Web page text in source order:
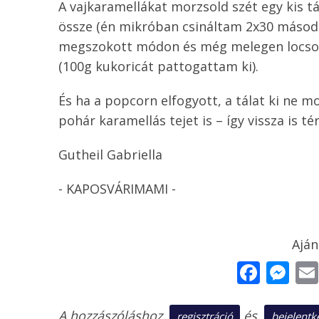
A vajkaramellákat morzsold szét egy kis
össze (én mikróban csináltam 2x30
megszokott módon és még melegen
(100g kukoricát pattogattam ki).
És ha a popcorn elfogyott, a tálat ki ne
pohár karamellás tejet is – így vissza is
Gutheil Gabriella
- KAPOSVÁRIMAMI -
regisztráció